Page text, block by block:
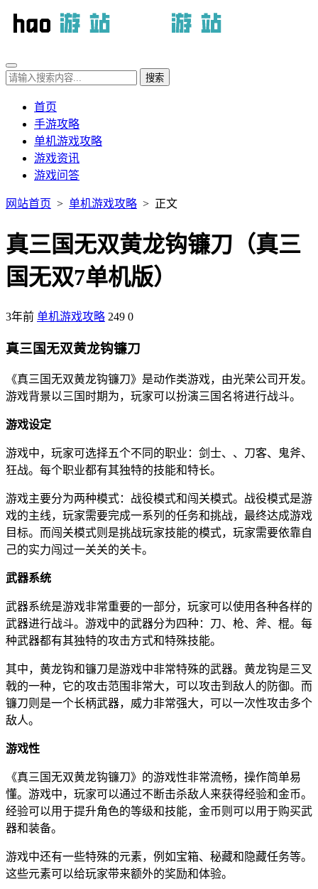
首页
手游攻略
单机游戏攻略
游戏资讯
游戏问答
网站首页 > 单机游戏攻略 > 正文
真三国无双黄龙钩镰刀（真三
国无双7单机版）
3年前 单机游戏攻略 249 0
真三国无双黄龙钩镰刀
《真三国无双黄龙钩镰刀》是动作类游戏，由光荣公司开发。
游戏背景以三国时期为，玩家可以扮演三国名将进行战斗。
游戏设定
游戏中，玩家可选择五个不同的职业：剑士、、刀客、鬼斧、
狂战。每个职业都有其独特的技能和特长。
游戏主要分为两种模式：战役模式和闯关模式。战役模式是游
戏的主线，玩家需要完成一系列的任务和挑战，最终达成游戏
目标。而闯关模式则是挑战玩家技能的模式，玩家需要依靠自
己的实力闯过一关关的关卡。
武器系统
武器系统是游戏非常重要的一部分，玩家可以使用各种各样的
武器进行战斗。游戏中的武器分为四种：刀、枪、斧、棍。每
种武器都有其独特的攻击方式和特殊技能。
其中，黄龙钩和镰刀是游戏中非常特殊的武器。黄龙钩是三叉
戟的一种，它的攻击范围非常大，可以攻击到敌人的防御。而
镰刀则是一个长柄武器，威力非常强大，可以一次性攻击多个
敌人。
游戏性
《真三国无双黄龙钩镰刀》的游戏性非常流畅，操作简单易
懂。游戏中，玩家可以通过不断击杀敌人来获得经验和金币。
经验可以用于提升角色的等级和技能，金币则可以用于购买武
器和装备。
游戏中还有一些特殊的元素，例如宝箱、秘藏和隐藏任务等。
这些元素可以给玩家带来额外的奖励和体验。